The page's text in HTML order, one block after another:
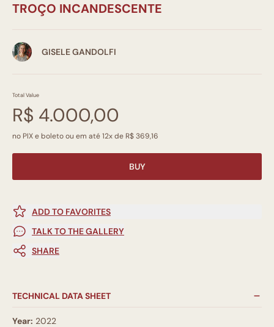
TROÇO INCANDESCENTE
GISELE GANDOLFI
Total Value
R$ 4.000,00
no PIX e boleto ou em até 12x de R$ 369,16
BUY
ADD TO FAVORITES
TALK TO THE GALLERY
SHARE
TECHNICAL DATA SHEET
Year: 2022